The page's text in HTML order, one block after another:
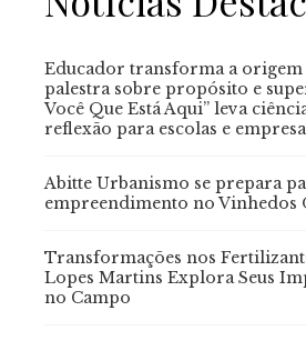
Educador transforma a origem
palestra sobre propósito e
Você Que Está Aqui” leva
reflexão para escolas e
Abitte Urbanismo se prepara
empreendimento no Vinhedos
Transformações nos
Lopes Martins Explora Seus
no Campo